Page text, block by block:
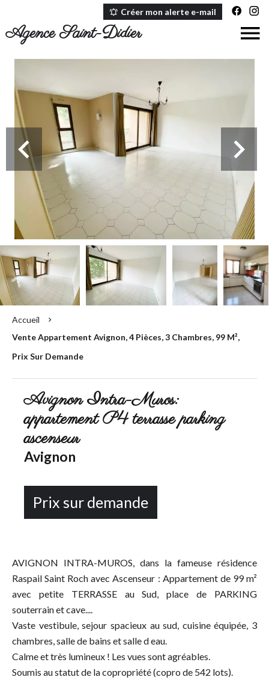
Agence Saint-Didier
Créer mon alerte e-mail
Accueil
Vente Appartement Avignon, 4 Pièces, 3 Chambres, 99 M²,
Prix Sur Demande
Avignon Intra-Muros:
appartement P4 terrasse parking
ascenseur
Avignon
Prix sur demande
AVIGNON INTRA-MUROS, dans la fameuse résidence
Raspail Saint Roch avec Ascenseur : Appartement de 99 m²
avec petite TERRASSE au Sud, place de PARKING
souterrain et cave....
Vaste vestibule, sejour spacieux au sud, cuisine équipée, 3
chambres, salle de bains et salle d eau.
Calme et très lumineux ! Les vues sont agréables.
Soumis au statut de la copropriété (copro de 542 lots).